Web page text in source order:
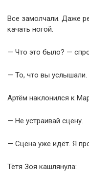
Все замолчали. Даже
качать ногой.
— Что это было? —
— То, что вы услышали.
Артём наклонился к
— Не устраивай сцену.
— Сцена уже идёт. Я
Тётя Зоя кашлянула: